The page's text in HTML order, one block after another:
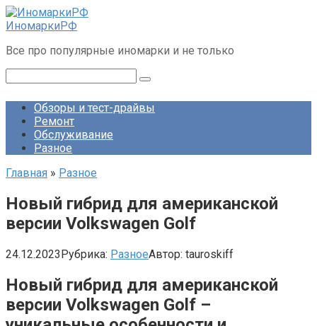
Перейти
к
ИномаркиРФ
Все про популярные иномарки и не только
Обзоры и тест-драйвы
Ремонт
Обслуживание
Разное
Главная » Разное
Новый гибрид для американской
версии Volkswagen Golf
24.12.2023Рубрика: РазноеАвтор: tauroskiff
Новый гибрид для американской
версии Volkswagen Golf –